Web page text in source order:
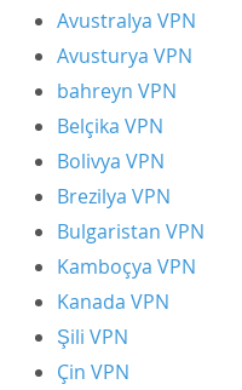
Avustralya VPN
Avusturya VPN
bahreyn VPN
Belçika VPN
Bolivya VPN
Brezilya VPN
Bulgaristan VPN
Kamboçya VPN
Kanada VPN
Şili VPN
Çin VPN